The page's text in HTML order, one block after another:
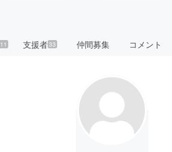
11 支援者33 仲間募集 コメント